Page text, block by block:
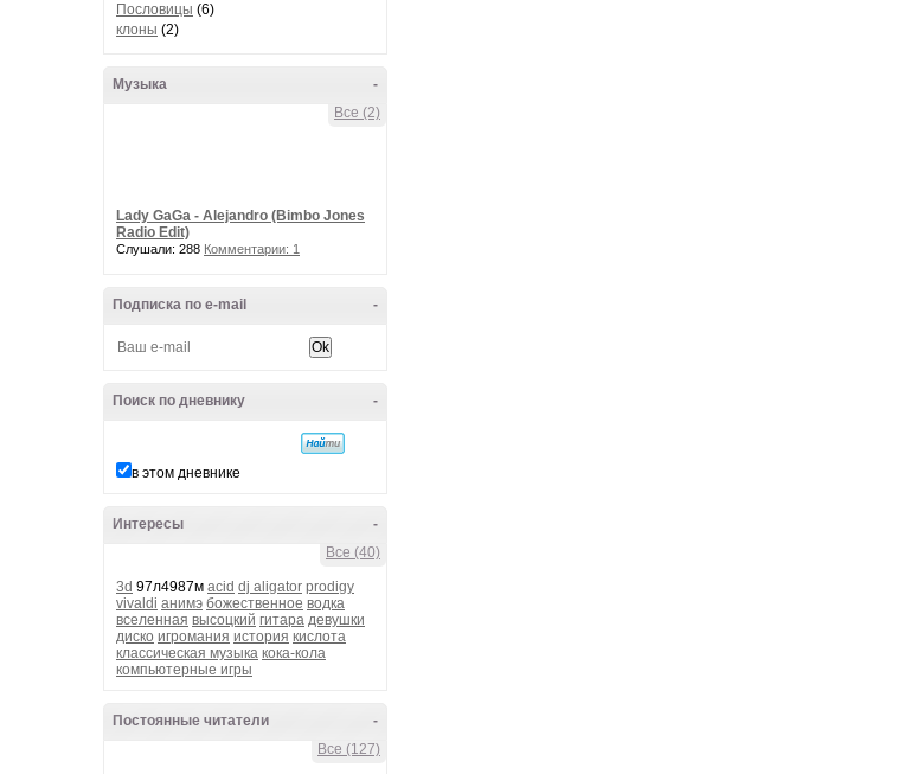
Пословицы (6)
клоны (2)
-
Музыка
Все (2)
Lady GaGa - Alejandro (Bimbo Jones
Radio Edit)
Слушали: 288 Комментарии: 1
-
Подписка по e-mail
-
Поиск по дневнику
в этом дневнике
-
Интересы
Все (40)
3d 97л4987м acid dj aligator prodigy
vivaldi анимэ божественное водка
вселенная высоцкий гитара девушки
диско игромания история кислота
классическая музыка кока-кола
компьютерные игры
-
Постоянные читатели
Все (127)